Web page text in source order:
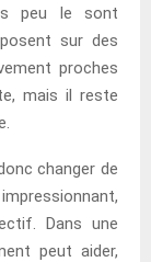
peu le sont
sur des
proches
mais il reste
changer de
Dans une
peut aider,